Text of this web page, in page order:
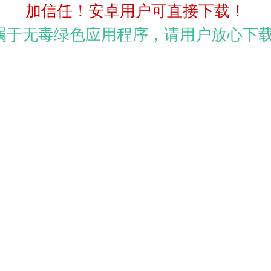
加信任！安卓用户可直接下载！
于无毒绿色应用程序，请用户放心下